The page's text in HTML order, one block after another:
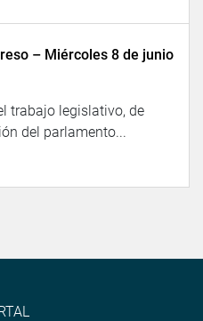
– Miércoles 8 de junio
trabajo legislativo, de
del parlamento...